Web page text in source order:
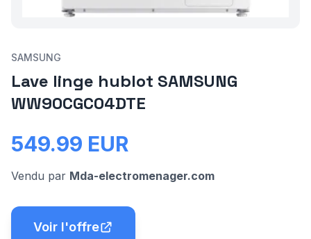
SAMSUNG
Lave linge hublot SAMSUNG
WW90CGC04DTE
549.99 EUR
Vendu par Mda-electromenager.com
Voir l'offre